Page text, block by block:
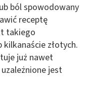
ból spowodowany
receptę
takiego
złotych.
już nawet
jest